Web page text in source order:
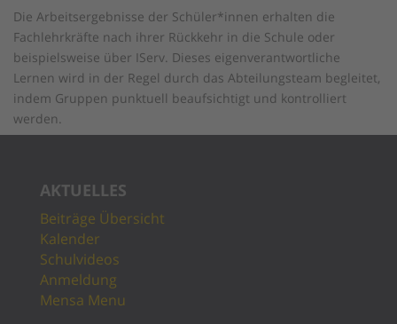
Die Arbeitsergebnisse der Schüler*innen erhalten die
Fachlehrkräfte nach ihrer Rückkehr in die Schule oder
beispielsweise über IServ. Dieses eigenverantwortliche
Lernen wird in der Regel durch das Abteilungsteam begleitet,
indem Gruppen punktuell beaufsichtigt und kontrolliert
werden.
AKTUELLES
Beiträge Übersicht
Kalender
Schulvideos
Anmeldung
Mensa Menu